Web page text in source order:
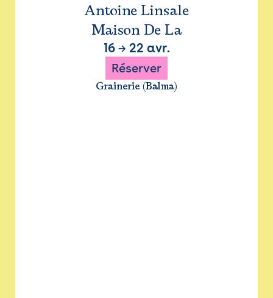
Antoine Linsale
Maison De La
16→ 22 avr.
Réserver
Grainerie (Balma)